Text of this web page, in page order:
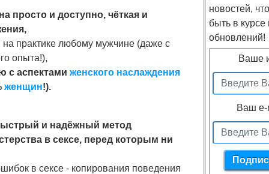
просто и доступно, чёткая и
практике любому мужчине (даже с
опыта!),
с аспектами женского наслаждения
женщин!).
и надёжный метод
в сексе, перед которым ни
в сексе - копирования поведения
новостей,
быть в курсе
обновлений!
Ваше
Ваш e-